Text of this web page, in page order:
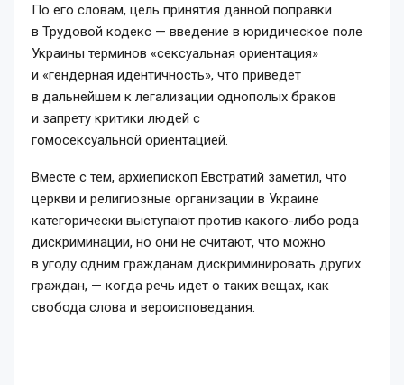
По его словам, цель принятия данной поправки
в Трудовой кодекс — введение в юридическое поле
Украины терминов «сексуальная ориентация»
и «гендерная идентичность», что приведет
в дальнейшем к легализации однополых браков
и запрету критики людей с
гомосексуальной ориентацией.
Вместе с тем, архиепископ Евстратий заметил, что
церкви и религиозные организации в Украине
категорически выступают против какого-либо рода
дискриминации, но они не считают, что можно
в угоду одним гражданам дискриминировать других
граждан, — когда речь идет о таких вещах, как
свобода слова и вероисповедания.